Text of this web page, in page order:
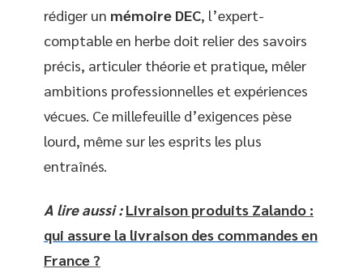
rédiger un mémoire DEC, l’expert-
comptable en herbe doit relier des savoirs
précis, articuler théorie et pratique, mêler
ambitions professionnelles et expériences
vécues. Ce millefeuille d’exigences pèse
lourd, même sur les esprits les plus
entraînés.
A lire aussi : Livraison produits Zalando :
qui assure la livraison des commandes en
France ?